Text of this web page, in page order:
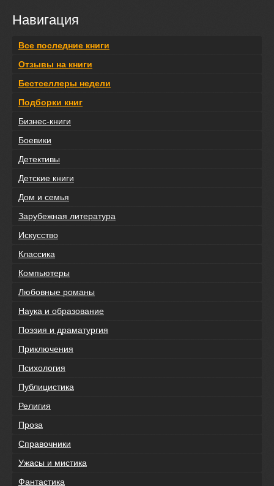
Навигация
Все последние книги
Отзывы на книги
Бестселлеры недели
Подборки книг
Бизнес-книги
Боевики
Детективы
Детские книги
Дом и семья
Зарубежная литература
Искусство
Классика
Компьютеры
Любовные романы
Наука и образование
Поэзия и драматургия
Приключения
Психология
Публицистика
Религия
Проза
Справочники
Ужасы и мистика
Фантастика